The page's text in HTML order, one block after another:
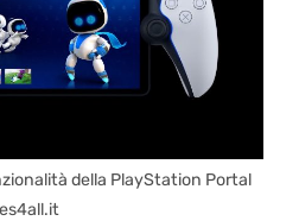
della PlayStation Portal